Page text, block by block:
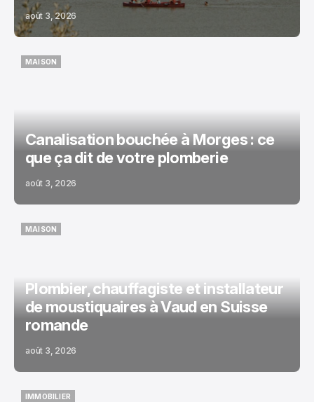
août 3, 2026
MAISON
Canalisation bouchée à Morges : ce
que ça dit de votre plomberie
août 3, 2026
MAISON
Plombier, chauffagiste et installateur
de moustiquaires à Vaud en Suisse
romande
août 3, 2026
IMMOBILIER